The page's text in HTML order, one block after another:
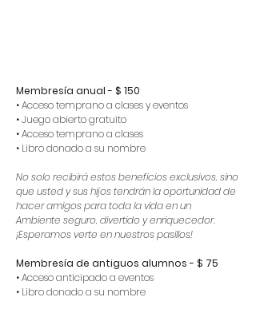
Membresía anual - $ 150
• Acceso temprano a clases y eventos
• Juego abierto gratuito
• Acceso temprano a clases
• Libro donado a su nombre
No solo recibirá estos beneficios exclusivos, sino
que usted y sus hijos tendrán la oportunidad de
hacer amigos para toda la vida en un
Ambiente seguro, divertido y enriquecedor.
¡Esperamos verte en nuestros pasillos!
Membresía de antiguos alumnos - $ 75
• Acceso anticipado a eventos
• Libro donado a su nombre